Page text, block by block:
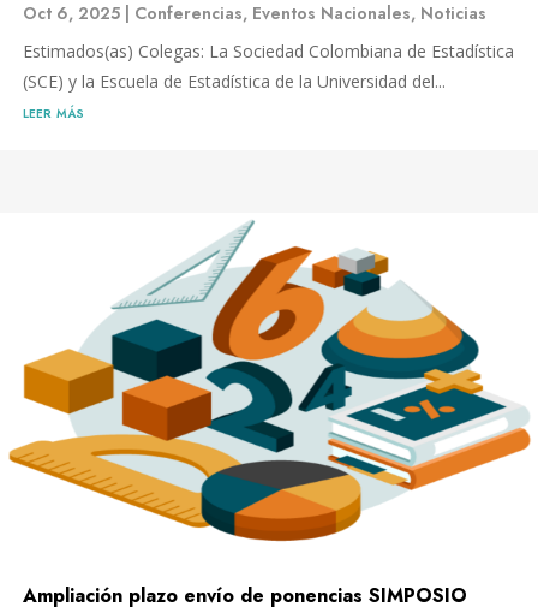
Oct 6, 2025 Conferencias, Eventos Nacionales, Noticias
Estimados(as) Colegas: La Sociedad Colombiana de Estadística
(SCE) y la Escuela de Estadística de la Universidad del...
leer más
Ampliación plazo envío de ponencias SIMPOSIO